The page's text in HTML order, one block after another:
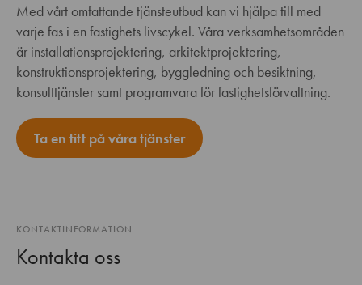
Med vårt omfattande tjänsteutbud kan vi hjälpa till med
varje fas i en fastighets livscykel. Våra verksamhetsområden
är installationsprojektering, arkitektprojektering,
konstruktionsprojektering, byggledning och besiktning,
konsulttjänster samt programvara för fastighetsförvaltning.
Ta en titt på våra tjänster
KONTAKTINFORMATION
Kontakta oss